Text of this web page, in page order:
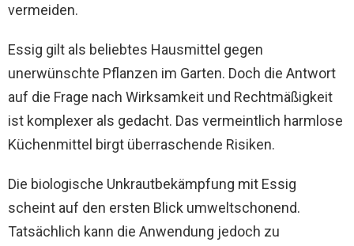
vermeiden.
Essig gilt als beliebtes Hausmittel gegen
unerwünschte Pflanzen im Garten. Doch die Antwort
auf die Frage nach Wirksamkeit und Rechtmäßigkeit
ist komplexer als gedacht. Das vermeintlich harmlose
Küchenmittel birgt überraschende Risiken.
Die biologische Unkrautbekämpfung mit Essig
scheint auf den ersten Blick umweltschonend.
Tatsächlich kann die Anwendung jedoch zu